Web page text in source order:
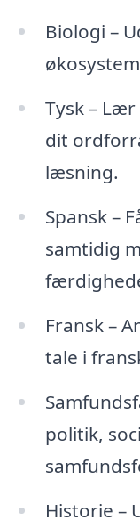
Biologi –
Tysk –
dit
læsning.
Spansk –
samtidig
Fransk –
tale i
politik,
Historie –